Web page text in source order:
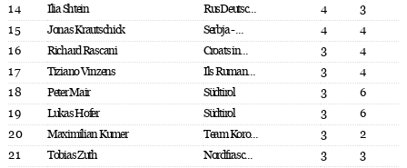
14
Ilia Shtein RusDeutsc... 4
3
15
Jonas Krautschick Serbja - ... 4
4
16
Richard Rascani Croats in... 3
4
17
Tiziano Vinzens Ils Ruman... 3
4
18
Peter Mair Südtirol 3
6
19
Lukas Hofer Südtirol 3
6
20
Maximilian Kumer Team Koro... 3
2
21
Tobias Zuth Nordfrasc... 3
3